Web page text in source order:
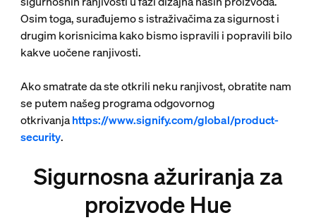
Osim toga, surađujemo s istraživačima za sigurnost i
drugim korisnicima kako bismo ispravili i popravili bilo
kakve uočene ranjivosti.
Ako smatrate da ste otkrili neku ranjivost, obratite nam
se putem našeg programa odgovornog
otkrivanjahttps://www.signify.com/global/product-
security.
Sigurnosna ažuriranja za
proizvode Hue